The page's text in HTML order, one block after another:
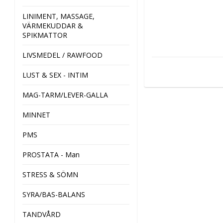
LINIMENT, MASSAGE,
VÄRMEKUDDAR &
SPIKMATTOR
LIVSMEDEL / RAWFOOD
LUST & SEX - INTIM
MAG-TARM/LEVER-GALLA
MINNET
PMS
PROSTATA - Man
STRESS & SÖMN
SYRA/BAS-BALANS
TANDVÅRD